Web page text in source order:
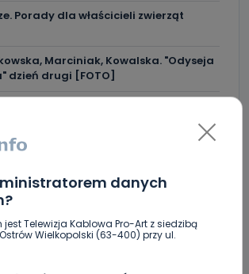
danych
Telewizja Kablowa Pro-Art z siedzibą
Wielkopolski (63-400) przy ul.
Porady dla właścicieli zwierząt
Marciniak, Kowalska. "Odyseja
dzień drugi [FOTO]
szpitalu po zderzeniu osobówki z